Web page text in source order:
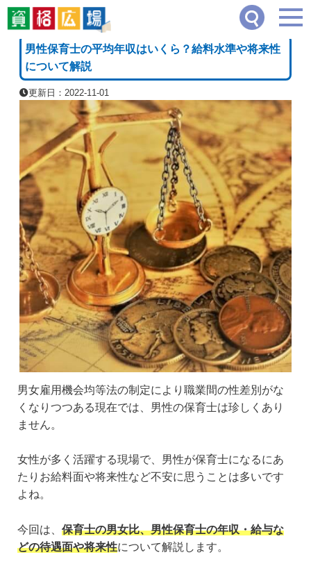
資格広場≫ 教育・保育・学術系 男性保育士の平均年収はいくら？給料水準や将来
[PR]
男性保育士の平均年収はいくら？給料水準や将来性
について解説
更新日：2022-11-01
男女雇用機会均等法の制定により職業間の性差別がな
くなりつつある現在では、男性の保育士は珍しくあり
ません。
女性が多く活躍する現場で、男性が保育士になるにあ
たりお給料面や将来性など不安に思うことは多いです
よね。
今回は、 保育士の男女比、男性保育士の年収・給与な
どの待遇面や将来性について解説します。